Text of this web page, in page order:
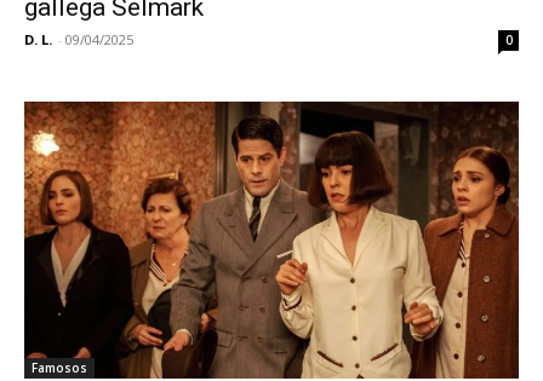
gallega Selmark
D. L. - 09/04/2025 0
Famosos